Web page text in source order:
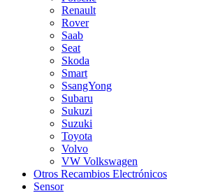
Renault
Rover
Saab
Seat
Skoda
Smart
SsangYong
Subaru
Sukuzi
Suzuki
Toyota
Volvo
VW Volkswagen
Otros Recambios Electrónicos
Sensor